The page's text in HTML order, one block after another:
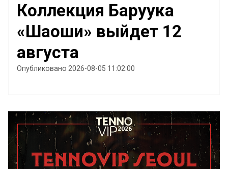
Коллекция Баруука
«Шаоши» выйдет 12
августа
Опубликовано 2026-08-05 11:02:00